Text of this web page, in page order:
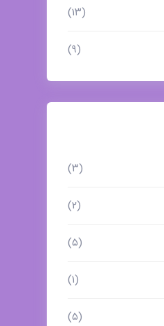
(۱۳)
(۹)
(۳)
(۲)
(۵)
(۱)
(۵)